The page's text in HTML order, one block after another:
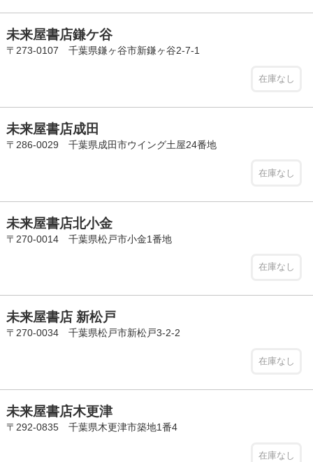
未来屋書店鎌ケ谷
〒273-0107 千葉県鎌ヶ谷市新鎌ヶ谷2-7-1
在庫なし
未来屋書店成田
〒286-0029 千葉県成田市ウイング土屋24番地
在庫なし
未来屋書店北小金
〒270-0014 千葉県松戸市小金1番地
在庫なし
未来屋書店 新松戸
〒270-0034 千葉県松戸市新松戸3-2-2
在庫なし
未来屋書店木更津
〒292-0835 千葉県木更津市築地1番4
在庫なし